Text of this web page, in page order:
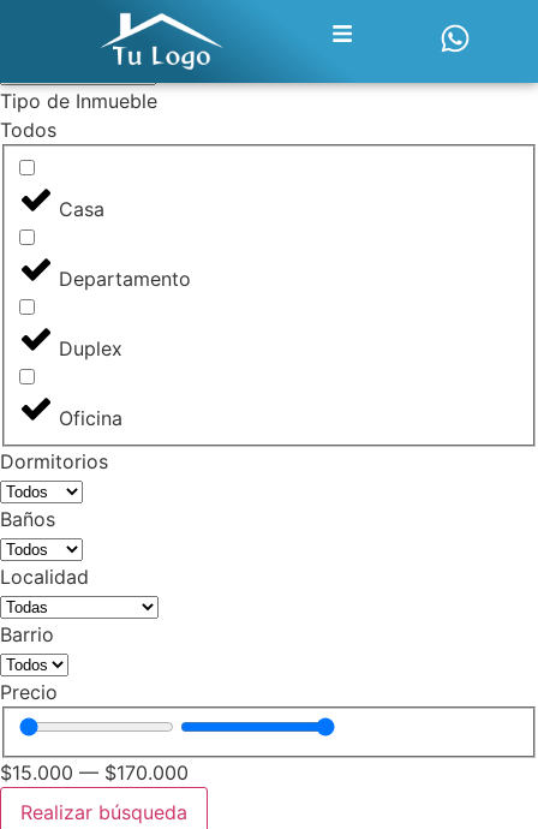
Tipo de operación
Tipo de Inmueble
Todos
Casa
Departamento
Duplex
Oficina
Dormitorios
Baños
Localidad
Barrio
Precio
$15.000 — $170.000
Realizar búsqueda